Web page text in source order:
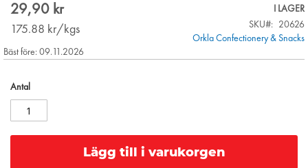
the
gallery
29,90 kr
175.88 kr/kgs
I LAGER
SKU
20626
Orkla Confectionery & Snacks
Bäst före: 09.11.2026
Antal
Lägg till i varukorgen